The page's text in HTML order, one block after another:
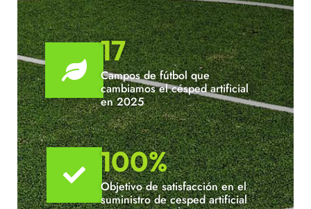

17
Campos de fútbol que
cambiamos el césped artificial
en 2025
 100%
Objetivo de satisfacción en el
suministro de cesped artificial